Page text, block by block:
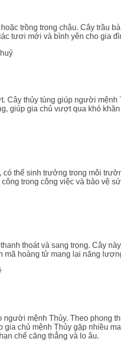
trồng trong chậu. Cây trầu
tươi mới và bình yên cho gia
Cây thủy tùng giúp người
giúp gia chủ vượt qua khó
thể sinh trưởng trong môi
trong công việc và bảo vệ
thoát và sang trọng. Cây
hoàng tử mang lại năng
mệnh Thủy. Theo phong
chủ mệnh Thủy gặp nhiều
chế căng thẳng và lo âu.